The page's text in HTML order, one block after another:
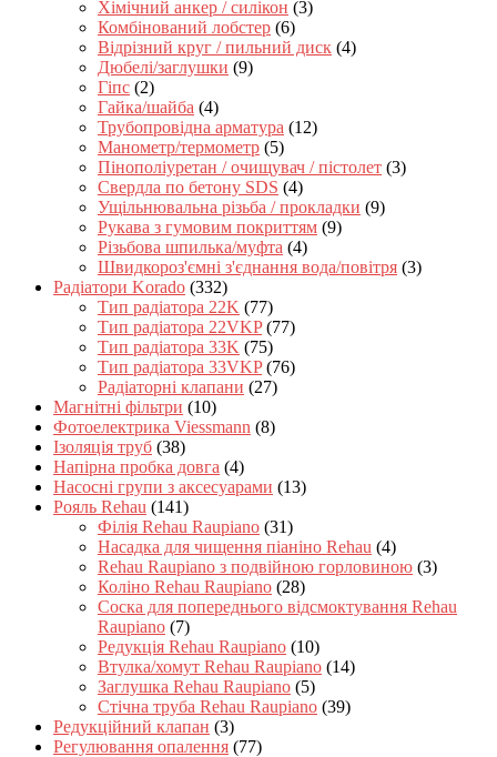
Хімічний анкер / силікон (3)
Комбінований лобстер (6)
Відрізний круг / пильний диск (4)
Дюбелі/заглушки (9)
Гіпс (2)
Гайка/шайба (4)
Трубопровідна арматура (12)
Манометр/термометр (5)
Пінополіуретан / очищувач / пістолет (3)
Свердла по бетону SDS (4)
Ущільнювальна різьба / прокладки (9)
Рукава з гумовим покриттям (9)
Різьбова шпилька/муфта (4)
Швидкороз'ємні з'єднання вода/повітря (3)
Радіатори Korado (332)
Тип радіатора 22K (77)
Тип радіатора 22VKP (77)
Тип радіатора 33K (75)
Тип радіатора 33VKP (76)
Радіаторні клапани (27)
Магнітні фільтри (10)
Фотоелектрика Viessmann (8)
Ізоляція труб (38)
Напірна пробка довга (4)
Насосні групи з аксесуарами (13)
Рояль Rehau (141)
Філія Rehau Raupiano (31)
Насадка для чищення піаніно Rehau (4)
Rehau Raupiano з подвійною горловиною (3)
Коліно Rehau Raupiano (28)
Соска для попереднього відсмоктування Rehau
Raupiano (7)
Редукція Rehau Raupiano (10)
Втулка/хомут Rehau Raupiano (14)
Заглушка Rehau Raupiano (5)
Стічна труба Rehau Raupiano (39)
Редукційний клапан (3)
Регулювання опалення (77)